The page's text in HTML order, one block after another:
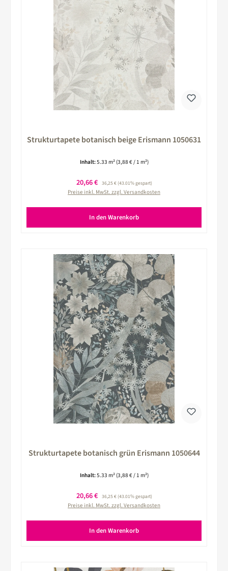
Strukturtapete botanisch beige Erismann 1050631
Inhalt:5.33 m² (3,88 € / 1 m²)
Verkaufspreis:
20,66 € Regulärer Preis:
36,25 €(43.01% gespart)
Preise inkl. MwSt. zzgl. Versandkosten
In den Warenkorb
Strukturtapete botanisch grün Erismann 1050644
Inhalt:5.33 m² (3,88 € / 1 m²)
Verkaufspreis:
20,66 € Regulärer Preis:
36,25 €(43.01% gespart)
Preise inkl. MwSt. zzgl. Versandkosten
In den Warenkorb